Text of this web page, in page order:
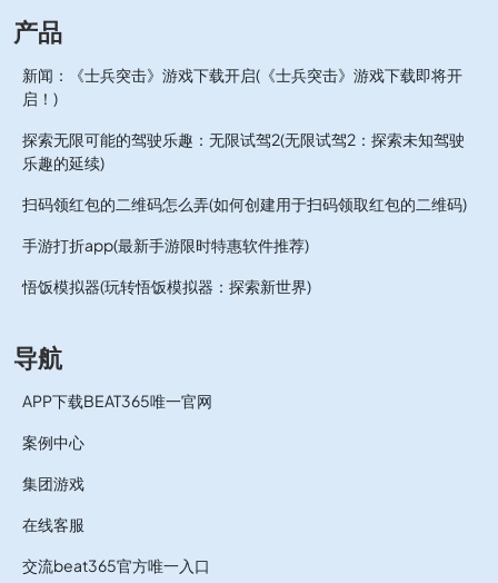
产品
新闻：《士兵突击》游戏下载开启(《士兵突击》游戏下载即将开
启！)
探索无限可能的驾驶乐趣：无限试驾2(无限试驾2：探索未知驾驶
乐趣的延续)
扫码领红包的二维码怎么弄(如何创建用于扫码领取红包的二维码)
手游打折app(最新手游限时特惠软件推荐)
悟饭模拟器(玩转悟饭模拟器：探索新世界)
导航
APP下载BEAT365唯一官网
案例中心
集团游戏
在线客服
交流beat365官方唯一入口